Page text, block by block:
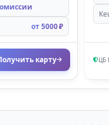
от 5000 ₽
карту ЦБ